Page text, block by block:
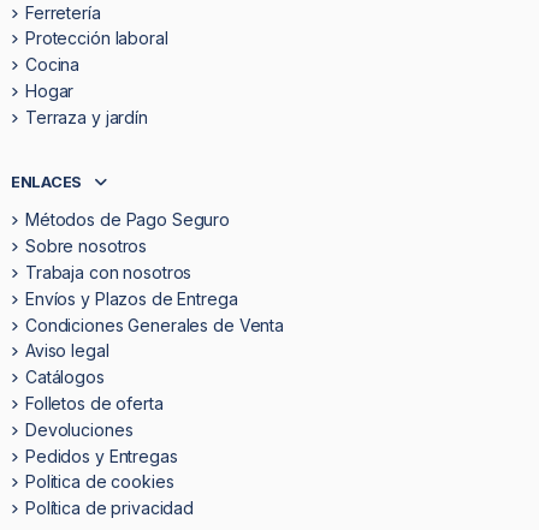
Ferretería
Protección laboral
Cocina
Hogar
Terraza y jardín
ENLACES
Métodos de Pago Seguro
Sobre nosotros
Trabaja con nosotros
Envíos y Plazos de Entrega
Condiciones Generales de Venta
Aviso legal
Catálogos
Folletos de oferta
Devoluciones
Pedidos y Entregas
Politica de cookies
Política de privacidad